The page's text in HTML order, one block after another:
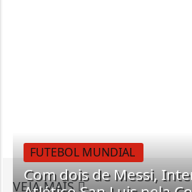
VEJA MAIS
FUTEBOL MUNDIAL
Com dois de Messi,